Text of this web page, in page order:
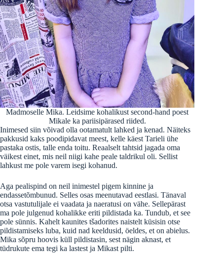
Madmoselle Mika. Leidsime kohalikust second-hand poest
Mikale ka pariisipärased riided.
Inimesed siin võivad olla ootamatult lahked ja kenad. Näiteks
pakkusid kaks poodipidavat meest, kelle käest Tarieli ühe
pastaka ostis, talle enda toitu. Reaalselt tahtsid jagada oma
väikest einet, mis neil niigi kahe peale taldrikul oli. Sellist
lahkust me pole varem isegi kohanud.
Aga pealispind on neil inimestel pigem kinnine ja
endassetõmbunud. Selles osas meenutavad eestlasi. Tänaval
otsa vastutulijale ei vaadata ja naeratusi on vähe. Sellepärast
ma pole julgenud kohalikke eriti pildistada ka. Tundub, et see
pole sünnis. Kahelt kaunites tšadorites naistelt küsisin otse
pildistamiseks luba, kuid nad keeldusid, öeldes, et on abielus.
Mika sõpru hoovis küll pildistasin, sest nägin aknast, et
tüdrukute ema tegi ka lastest ja Mikast pilti.